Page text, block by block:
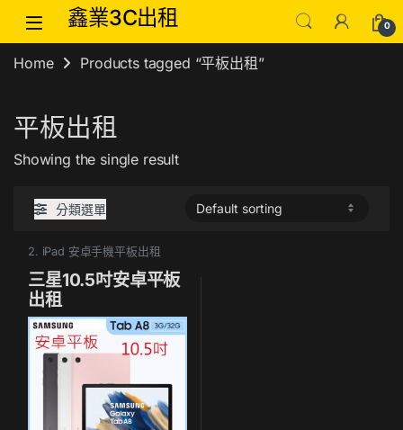
Skip to navigation
Skip to content鑫業3C出租 0
Home Products tagged “平板出租”
平板出租
Showing the single result
分類選單
2. iPad 安卓手機平板出租
三星10.5吋安卓平板
出租